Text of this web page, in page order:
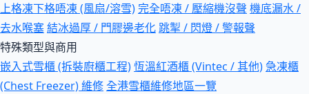
上格凍下格唔凍 (風扇/溶雪)完全唔凍 / 壓縮機沒聲 機底漏水 /
去水喉塞結冰過厚 / 門膠邊老化跳掣 / 閃燈 / 警報聲
特殊類型與商用
嵌入式雪櫃 (拆裝廚櫃工程)恆溫紅酒櫃 (Vintec / 其他)急凍櫃
(Chest Freezer) 維修全港雪櫃維修地區一覽